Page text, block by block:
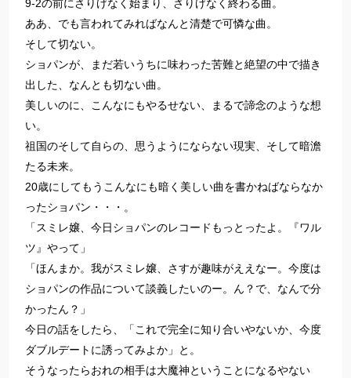
9-2の前にさりげなく始まり、さりげなく終わる曲。
ああ、でも言われてみればなんと清楚で可憐な曲。
そして切ない。
ショパンが、まだ若いうちに味わった苦難と絶望の中で描き
出した、なんとも切ない曲。
美しいのに、こんなにもやるせない、まるで諦念のような想
い。
祖国のそして自らの、思うようにならない現実、そして暗澹
たる未来。
20歳にしてもうこんなにも暗く美しい曲を書かねばならなか
ったショパン・・・。
「スミレ嬢、今日ショパンのレコードもっとったよ。『ワル
ツ』やって」
「ほんまか。我がスミレ嬢、さすが趣味がええなー。今度は
ショパンの作品について談義したいのー。ん？で、なんで分
かったん？」
今日の話をしたら、「これで完全に知り合いやないか、今度
ダブルデートに誘ってみよか」と。
そうなったらおれの相手は大魔神ということになるやない